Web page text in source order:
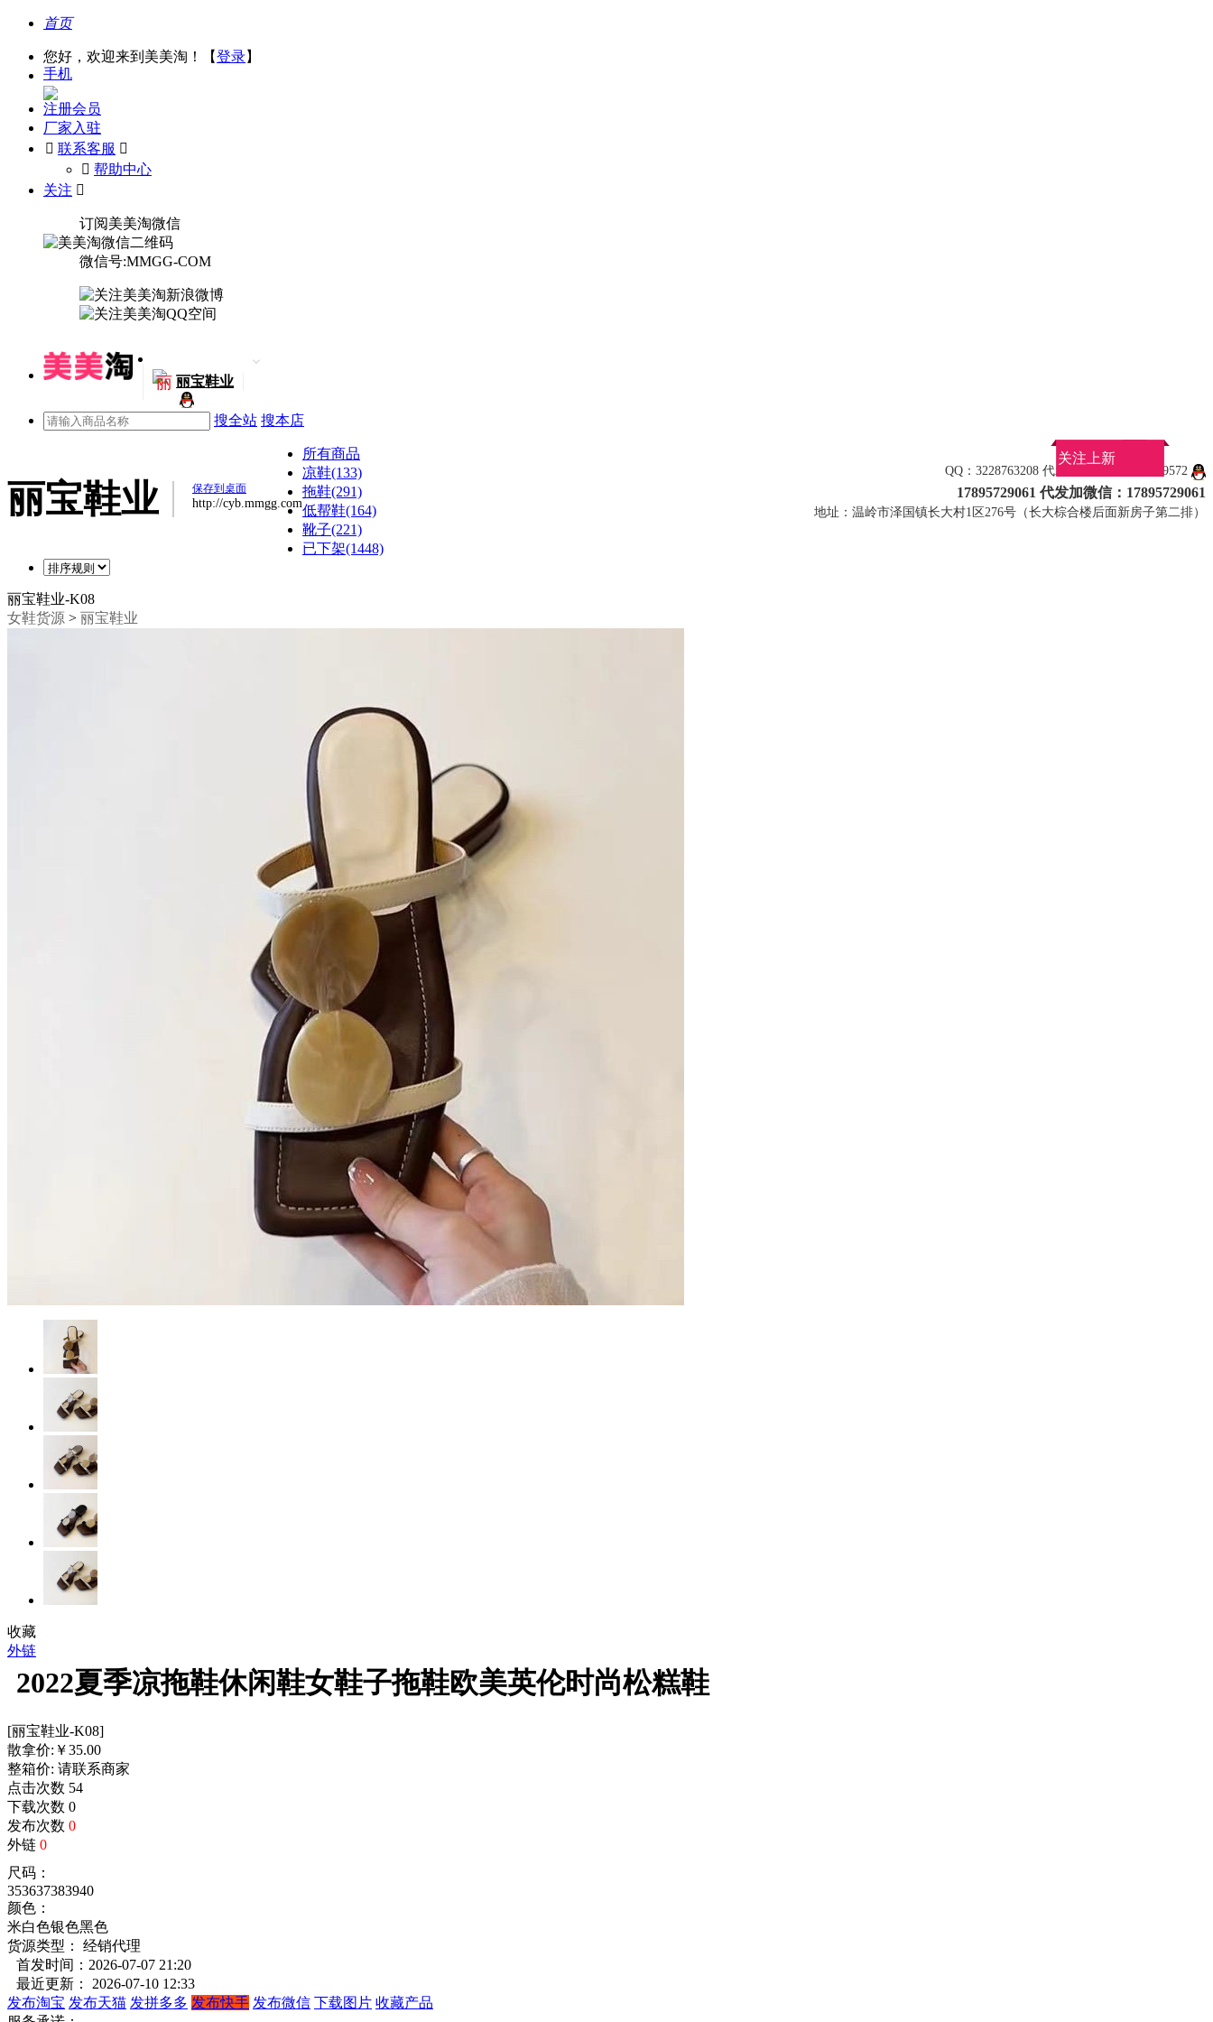
首页
您好，欢迎来到美美淘！【登录】
手机
注册会员
厂家入驻
 联系客服 
󰅃 帮助中心
关注 
订阅美美淘微信
微信号:MMGG-COM
丽 丽宝鞋业
搜全站 搜本店
丽宝鞋业 保存到桌面
http://cyb.mmgg.com
QQ：3228763208 代发看款加微信：1789572
17895729061 代发加微信：17895729061
地址：温岭市泽国镇长大村1区276号（长大棕合楼后面新房子第二排）
关注上新
所有商品
凉鞋(133)
拖鞋(291)
低帮鞋(164)
靴子(221)
已下架(1448)
丽宝鞋业-K08
女鞋货源 > 丽宝鞋业
收藏
外链
2022夏季凉拖鞋休闲鞋女鞋子拖鞋欧美英伦时尚松糕鞋
[丽宝鞋业-K08]
散拿价: ￥35.00
整箱价: 请联系商家
点击次数 54
下载次数 0
发布次数 0
外链 0
尺码：
353637383940
颜色：
米白色银色黑色
货源类型： 经销代理
首发时间：2026-07-07 21:20
最近更新： 2026-07-10 12:33
发布淘宝 发布天猫 发拼多多 发布快手 发布微信 下载图片 收藏产品